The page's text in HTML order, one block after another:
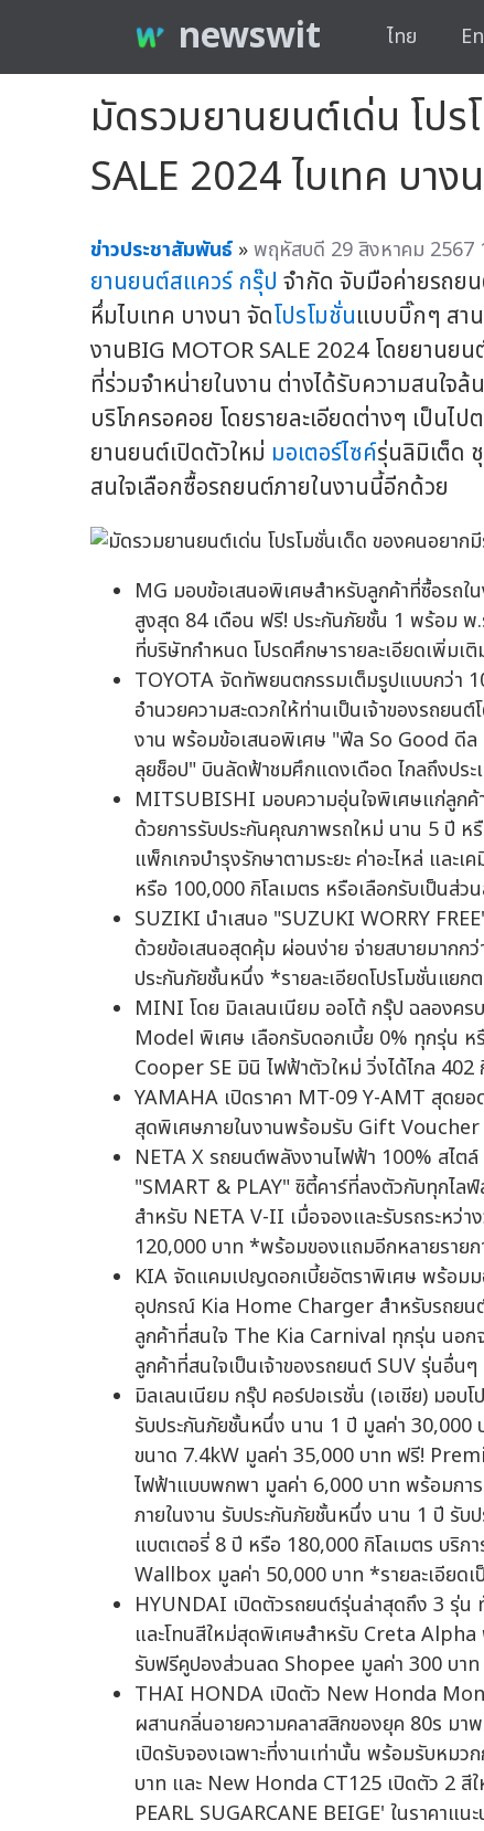
newswit ไทย
มัดรวมยานยนต์เด่น โป
SALE 2024 ไบเทค บาง
ข่าวประชาสัมพันธ์ »พฤหัสบดี 29 สิงหาคม 2567
ยานยนต์สแควร์ กรุ๊ป จำกัด จับมือค่ายรถย
หึ่มไบเทค บางนา จัดโปรโมชั่นแบบบิ๊กๆ สา
งานBIG MOTOR SALE 2024 โดยยานยน
ที่ร่วมจำหน่ายในงาน ต่างได้รับความสนใจ
บริโภครอคอย โดยรายละเอียดต่างๆ เป็น
ยานยนต์เปิดตัวใหม่ มอเตอร์ไซค์รุ่นลิมิเต็ด
สนใจเลือกซื้อรถยนต์ภายในงานนี้อีกด้วย
MG มอบข้อเสนอพิเศษสำหรับลูกค้าที่ซื้อรถ
สูงสุด 84 เดือน ฟรี! ประกันภัยชั้น 1 พร้อม พ
ที่บริษัทกำหนด โปรดศึกษารายละเอียดเพิ่มเติ
TOYOTA จัดทัพยนตกรรมเต็มรูปแบบกว่า
อำนวยความสะดวกให้ท่านเป็นเจ้าของรถยนต์
งาน พร้อมข้อเสนอพิเศษ "ฟีล So Good ดี
ลุยช็อป" บินลัดฟ้าชมศึกแดงเดือด ไกลถึงปร
MITSUBISHI มอบความอุ่นใจพิเศษแก่ลูก
ด้วยการรับประกันคุณภาพรถใหม่ นาน 5 ปี หรื
แพ็กเกจบำรุงรักษาตามระยะ ค่าอะไหล่ และ
หรือ 100,000 กิโลเมตร หรือเลือกรับเป็นส่ว
SUZIKI นำเสนอ "SUZUKI WORRY
ด้วยข้อเสนอสุดคุ้ม ผ่อนง่าย จ่ายสบายมากก
ประกันภัยชั้นหนึ่ง *รายละเอียดโปรโมชั่นแ
MINI โดย มิลเลนเนียม ออโต้ กรุ๊ป ฉลองค
Model พิเศษ เลือกรับดอกเบี้ย 0% ทุกรุ่น
Cooper SE มินิ ไฟฟ้าตัวใหม่ วิ่งได้ไกล 402
YAMAHA เปิดราคา MT-09 Y-AMT สุดยอ
สุดพิเศษภายในงานพร้อมรับ Gift
NETA X รถยนต์พลังงานไฟฟ้า 100% สไต
"SMART & PLAY" ซิตี้คาร์ที่ลงตัวกับทุกไล
สำหรับ NETA V-II เมื่อจองและรับรถระหว่
120,000 บาท *พร้อมของแถมอีกหลายรายก
KIA จัดแคมเปญดอกเบี้ยอัตราพิเศษ พร้อมม
อุปกรณ์ Kia Home Charger สำหรับรถยน
ลูกค้าที่สนใจ The Kia Carnival ทุกรุ่น นอ
ลูกค้าที่สนใจเป็นเจ้าของรถยนต์ SUV รุ่นอื่น
มิลเลนเนียม กรุ๊ป คอร์ปอเรชั่น (เอเชีย) มอบ
รับประกันภัยชั้นหนึ่ง นาน 1 ปี มูลค่า
ขนาด 7.4kW มูลค่า 35,000 บาท ฟรี!
ไฟฟ้าแบบพกพา มูลค่า 6,000 บาท พร้อมกา
ภายในงาน รับประกันภัยชั้นหนึ่ง นาน 1 ปี รั
แบตเตอรี่ 8 ปี หรือ 180,000 กิโลเมตร บริ
Wallbox มูลค่า 50,000 บาท *รายละเอียด
HYUNDAI เปิดตัวรถยนต์รุ่นล่าสุดถึง 3
และโทนสีใหม่สุดพิเศษสำหรับ Creta
รับฟรีคูปองส่วนลด Shopee มูลค่า 300 บา
THAI HONDA เปิดตัว New Honda
ผสานกลิ่นอายความคลาสสิกของยุค 80s มา
เปิดรับจองเฉพาะที่งานเท่านั้น พร้อมรับหมว
บาท และ New Honda CT125 เปิดตัว 2 สี
PEARL SUGARCANE BEIGE' ในราคาแน